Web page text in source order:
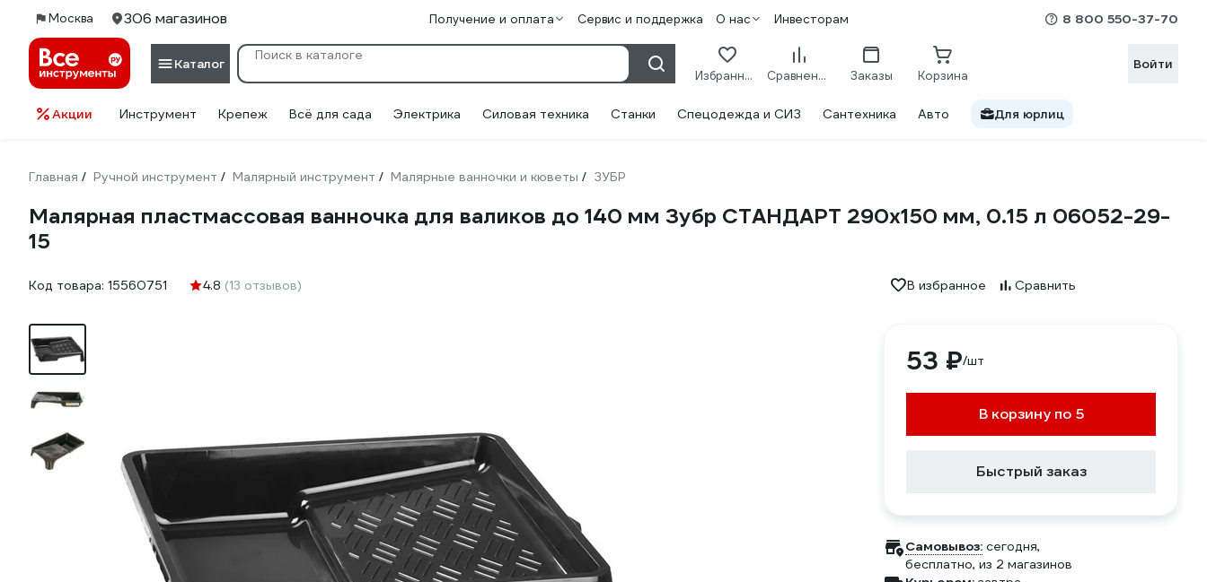
Москва 306 магазинов Получение и оплата Сервис и поддержка О нас Инвесторам 8 800 550-37-70
Каталог
Избранное Сравнение Заказы Корзина
Войти
Акции Инструмент Крепеж Всё для сада Электрика Силовая техника Станки Спецодежда и СИЗ Сантехника Авто Для юрлиц
Главная / Ручной инструмент / Малярный инструмент / Малярные ванночки и кюветы / ЗУБР
Малярная пластмассовая ванночка для валиков до 140 мм Зубр СТАНДАРТ 290х150 мм, 0.15 л 06052-29-
15
Код товара: 15560751 4.8 (13 отзывов) В избранное Сравнить
53 ₽/шт
В корзину по 5
Быстрый заказ
Самовывоз: сегодня,
бесплатно, из 2 магазинов